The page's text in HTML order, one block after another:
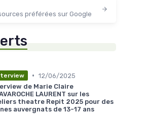
préférées sur Google
• 12/06/2025
de Marie Claire
LAURENT sur les
theatre Repit 2025 pour des
auvergnats de 13-17 ans